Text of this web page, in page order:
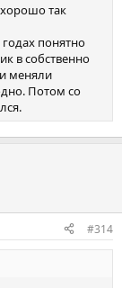
так
понятно
в собственно
меняли
Потом со
#314